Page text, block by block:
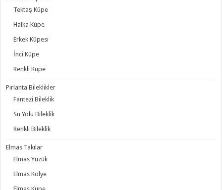
Tektaş Küpe
Halka Küpe
Erkek Küpesi
İnci Küpe
Renkli Küpe
Pırlanta Bileklikler
Fantezi Bileklik
Su Yolu Bileklik
Renkli Bileklik
Elmas Takılar
Elmas Yüzük
Elmas Kolye